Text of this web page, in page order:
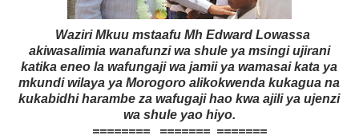
Waziri Mkuu mstaafu Mh Edward Lowassa
akiwasalimia wanafunzi wa shule ya msingi ujirani
katika eneo la wafungaji wa jamii ya wamasai kata ya
mkundi wilaya ya Morogoro alikokwenda kukagua na
kukabidhi harambe za wafugaji hao kwa ajili ya ujenzi
wa shule yao hiyo.
======== ======= =======